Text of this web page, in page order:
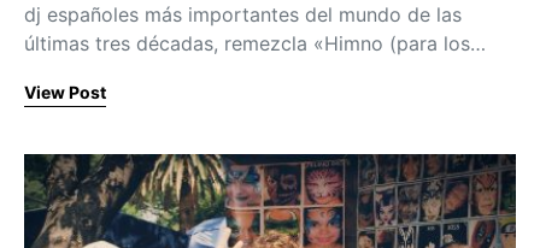
dj españoles más importantes del mundo de las
últimas tres décadas, remezcla «Himno (para los…
View Post